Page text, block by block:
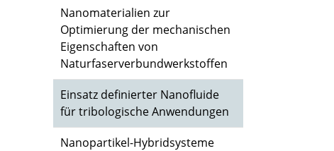
Nanomaterialien zur
Optimierung der mechanischen
Eigenschaften von
Naturfaserverbundwerkstoffen
Einsatz definierter Nanofluide
für tribologische Anwendungen
Nanopartikel-Hybridsysteme